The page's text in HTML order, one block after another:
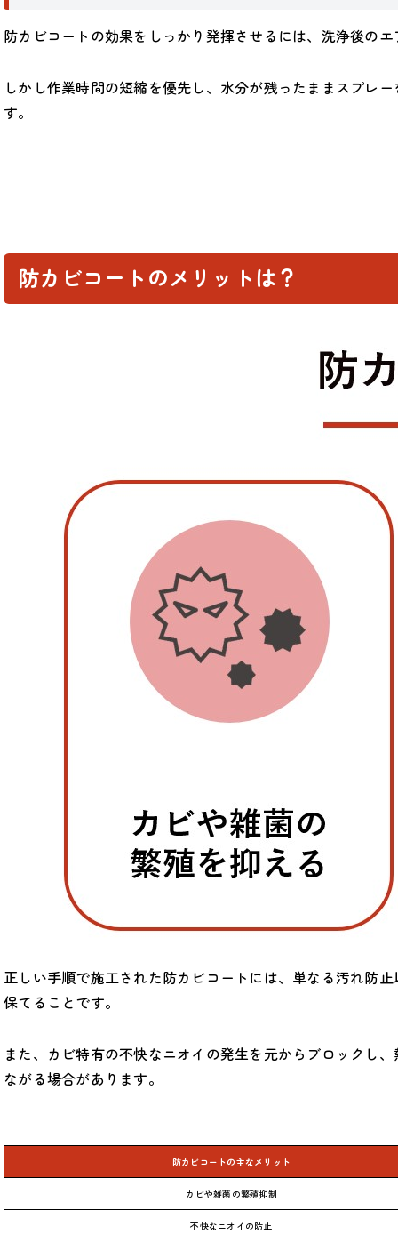
防カビコートの効果をしっかり発揮させるには、洗浄後の
しかし作業時間の短縮を優先し、水分が残ったままスプレ
す。
防カビコートのメリットは？
正しい手順で施工された防カビコートには、単なる汚れ防
保てることです。
また、カビ特有の不快なニオイの発生を元からブロックし
ながる場合があります。
防カビコートの主なメリット
カビや雑菌の繁殖抑制
不快なニオイの防止